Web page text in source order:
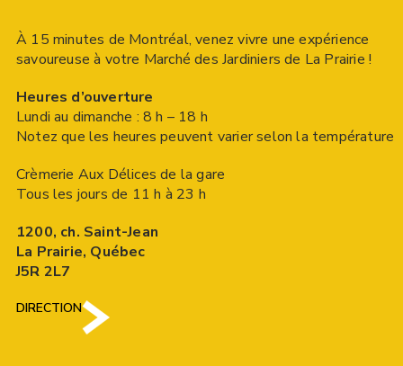
À 15 minutes de Montréal, venez vivre une expérience
savoureuse à votre Marché des Jardiniers de La Prairie !
Heures d’ouverture
Lundi au dimanche : 8 h – 18 h
Notez que les heures peuvent varier selon la température
Crèmerie Aux Délices de la gare
Tous les jours de 11 h à 23 h
1200, ch. Saint-Jean
La Prairie, Québec
J5R 2L7
DIRECTION